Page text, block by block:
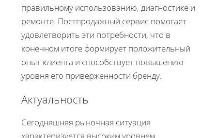
правильному использованию, диагностике и
ремонте. Постпродажный сервис помогает
удовлетворить эти потребности, что в
конечном итоге формирует положительный
опыт клиента и способствует повышению
уровня его приверженности бренду.
Актуальность
Сегодняшняя рыночная ситуация
характеризуется высоким уровнем